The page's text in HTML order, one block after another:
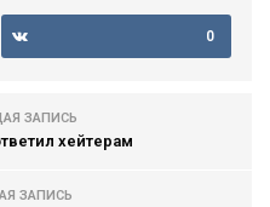
0
ЗАПИСЬ
хейтерам
ЗАПИСЬ